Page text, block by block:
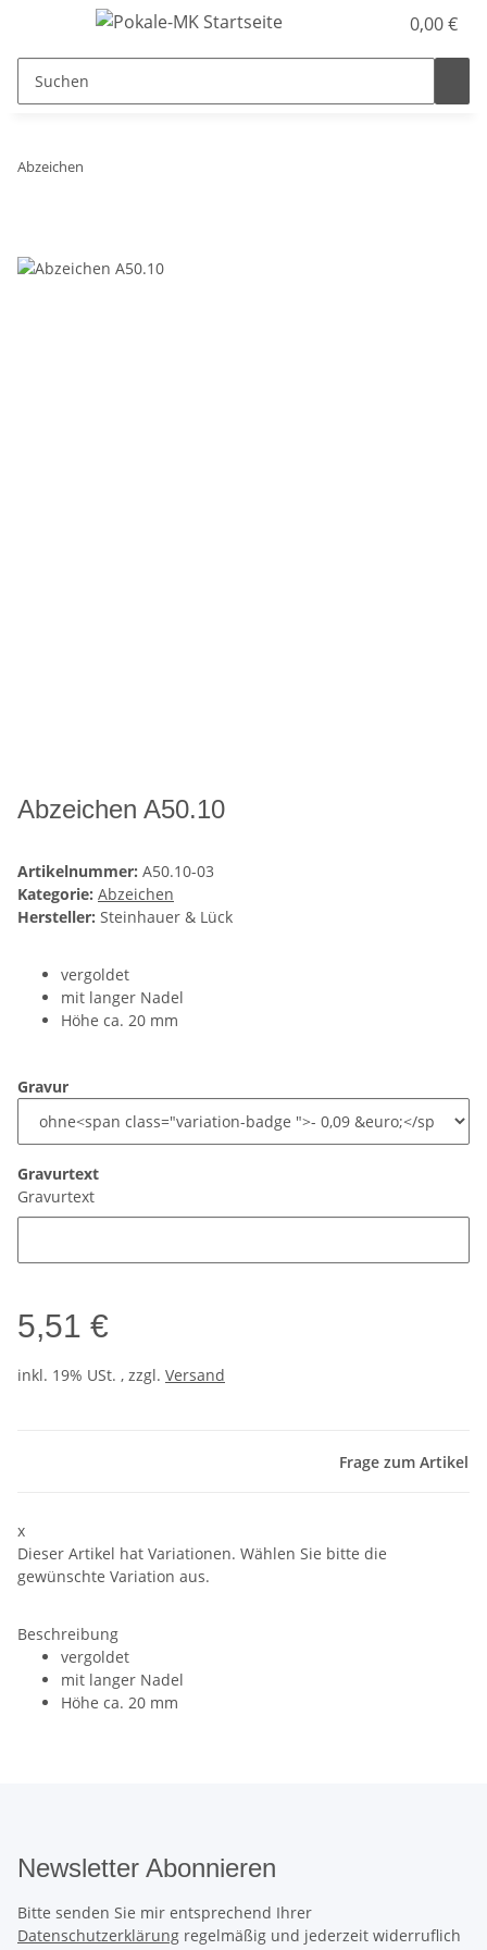
0,00 €
Abzeichen
Abzeichen A50.10
Artikelnummer: A50.10-03
Kategorie: Abzeichen
Hersteller: Steinhauer & Lück
vergoldet
mit langer Nadel
Höhe ca. 20 mm
Gravur
Gravurtext
Gravurtext
5,51 €
inkl. 19% USt. , zzgl. Versand
Frage zum Artikel
x
Dieser Artikel hat Variationen. Wählen Sie bitte die
gewünschte Variation aus.
Beschreibung
vergoldet
mit langer Nadel
Höhe ca. 20 mm
Newsletter Abonnieren
Bitte senden Sie mir entsprechend Ihrer
Datenschutzerklärung regelmäßig und jederzeit widerruflich